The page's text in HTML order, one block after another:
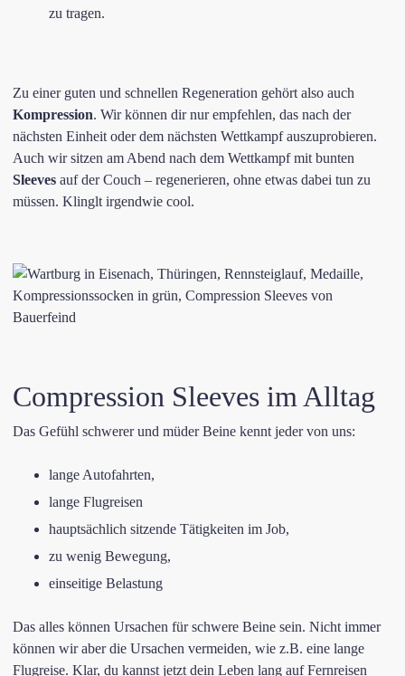
zu tragen.
Zu einer guten und schnellen Regeneration gehört also auch
Kompression. Wir können dir nur empfehlen, das nach der
nächsten Einheit oder dem nächsten Wettkampf auszuprobieren.
Auch wir sitzen am Abend nach dem Wettkampf mit bunten
Sleeves auf der Couch – regenerieren, ohne etwas dabei tun zu
müssen. Klinglt irgendwie cool.
Compression Sleeves im Alltag
Das Gefühl schwerer und müder Beine kennt jeder von uns:
lange Autofahrten,
lange Flugreisen
hauptsächlich sitzende Tätigkeiten im Job,
zu wenig Bewegung,
einseitige Belastung
Das alles können Ursachen für schwere Beine sein. Nicht immer
können wir aber die Ursachen vermeiden, wie z.B. eine lange
Flugreise. Klar, du kannst jetzt dein Leben lang auf Fernreisen